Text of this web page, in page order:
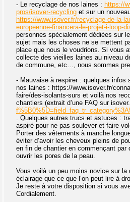
- Le recyclage de nos laines : https://
pros/isover-recycling et sur un
https://www.isover.fr/recyclage-de-la-
europeenne-financera-le-projet-i-loop-
personnes spécialement dédiées sur
sujet mais les choses ne se mettent
place que nous le voudrions. Si vous
collecte des vieilles laines au niveau
de commune, etc…, nous sommes
- Mauvaise à respirer : quelques infos
nos laines : https://www.isover.fr/
faire/des-isolants-surs et voilà nos
chantiers (extrait d’une FAQ sur
. Quelques autres trucs et astuces :
aspiré pour ne pas soulever et faire
Porter des vêtements à manche
éviter d’avoir les cheveux pleins de
en fin de chantier en commençant par
ouvrir les pores de la peau.
Vous voilà un peu moins novice sur
éclairage que ce que l’on peut lire à
Je reste à votre disposition si vous
Cordialement.